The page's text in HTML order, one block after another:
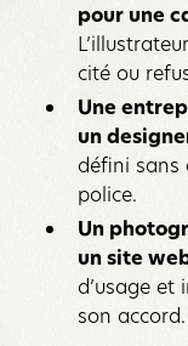
pour une
cité ou
Une
un
défini sans
police.
Un
un site
d’usage
son accord.